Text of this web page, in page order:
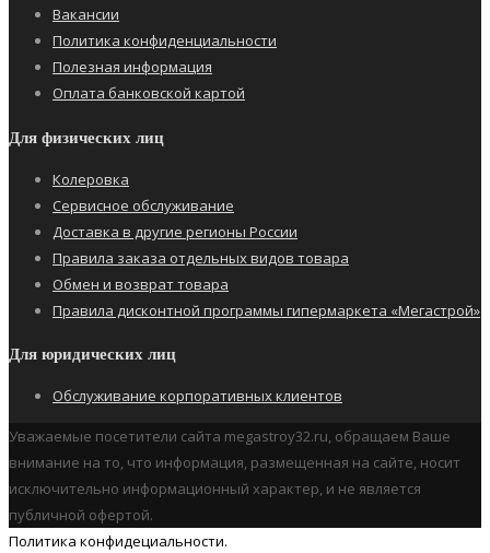
Вакансии
Политика конфиденциальности
Полезная информация
Оплата банковской картой
Для физических лиц
Колеровка
Сервисное обслуживание
Доставка в другие регионы России
Правила заказа отдельных видов товара
Обмен и возврат товара
Правила дисконтной программы гипермаркета «Мегастрой»
Для юридических лиц
Обслуживание корпоративных клиентов
Уважаемые посетители сайта megastroy32.ru, обращаем Ваше
внимание на то, что информация, размещенная на сайте, носит
исключительно информационный характер, и не является
публичной офертой.
Политика конфидециальности.